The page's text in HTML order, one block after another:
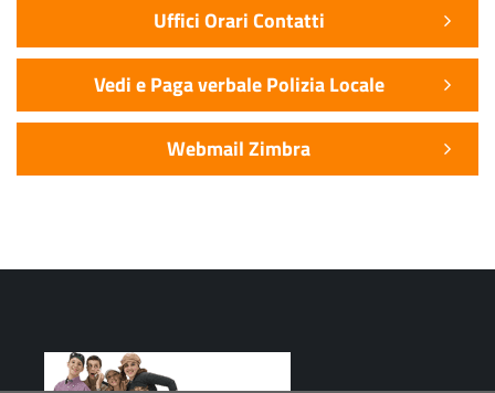
Uffici Orari Contatti
Vedi e Paga verbale Polizia Locale
Webmail Zimbra